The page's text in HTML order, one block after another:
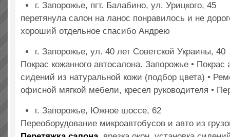
г. Запорожье, пгт. Балабино, ул. Урицкого, 45
перетянула салон на ланос понравилось и не
хороший отдельное спасибо Андрею
г. Запорожье, ул. 40 лет Советской Украины, 40
Покрас кожанного автосалона. Запорожье •
сидений из натуральной кожи (подбор цвета) •
офисной мягкой мебели, кресел руководителя •
г. Запорожье, Южное шоссе, 62
Переоборудование микроавтобусов и авто из